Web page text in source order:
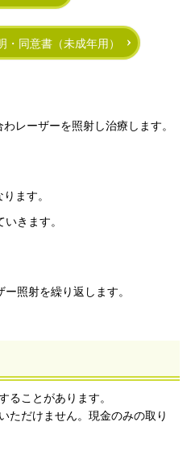
・同意書（未成年用）
レーザーを照射し治療します。
ます。
きます。
照射を繰り返します。
ることがあります。
ただけません。現金のみの取り